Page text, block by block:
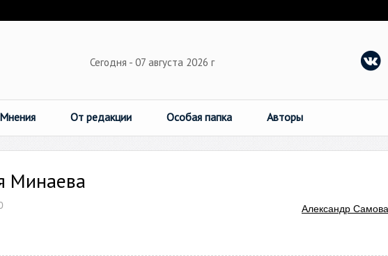
Сегодня - 07 августа 2026 г
Мнения От редакции Особая папка Авторы
Минаева
Александр